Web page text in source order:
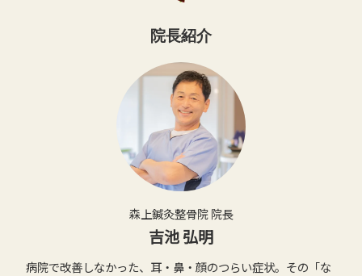
院長紹介
森上鍼灸整骨院 院長
吉池 弘明
病院で改善しなかった、耳・鼻・顔のつらい症状。その「な